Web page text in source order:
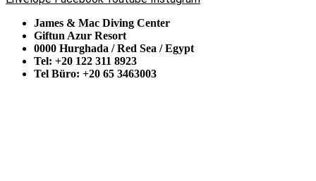
James & Mac Diving Center
Giftun Azur Resort
0000 Hurghada / Red Sea / Egypt
Tel: +20 122 311 8923
Tel Büro: +20 65 3463003